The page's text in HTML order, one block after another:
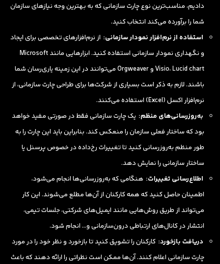
دادیم، مناسب‌ترین نوع چارت سازمانی که به بهترین وجه نیازهای سازمان
شما را برآورده می‌کند انتخاب کنید.
استفاده از نرم‌افزار نمودار سازمانی: از نرم‌افزارهای تخصصی برای ایجاد
و نگهداری نمودار سازمانی استفاده کنید. ابزارهایی مانند Microsoft
Visio، Lucid chart و Orgweaver می‌توانند در این زمینه یاری‌رسان شما
باشند. لازم به ذکر است بسیاری از شرکت‌ها برای طراحی چارت سازمانی، از
نرم‌افزار اکسل (Excel) استفاده می‌کنند.
به‌روزرسانی‌های منظم: یک چارت سازمانی فقط در صورتی مفید خواهد
بود که ساختار فعلی سازمان را منعکس کند. بنابراین باید این چارت را به
طور منظم به‌روزرسانی کنید تا تغییرات رخ‌داده در خصوص پرسنل یا
ساختار سازمانی را نمایش دهد.
اطلاع‌رسانی تغییرات: هنگامی که به‌روزرسانی‌ها انجام می‌شود،
اطمینان حاصل کنید که همه کارکنان از آن‌ها مطلع می‌شوند. این کار
می‌تواند از طریق روش‌هایی مانند ایمیل‌های شرکتی، جلسات تیمی،
انتشار در کانال‌های ارتباطی درون‌سازمانی و… انجام شود.
دریافت بازخورد: کارکنان را تشویق کنید تا بازخورد و نظر خود را در مورد
چارت سازمانی اعلام کنند. آن‌ها ممکن است نظراتی را ارائه دهند که باعث